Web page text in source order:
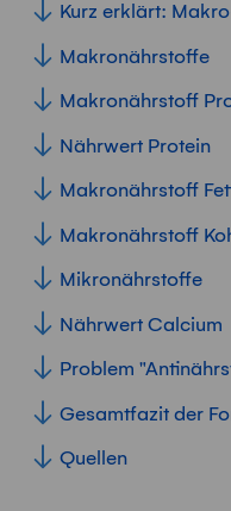
Kurz erklärt:
Makronährstoffe
Makronährstoff
Nährwert Protein
Makronährstoff
Makronährstoff
Mikronährstoffe
Nährwert Calcium
Problem
Gesamtfazit der
Quellen